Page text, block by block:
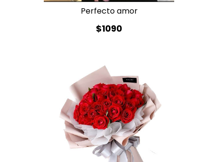
Perfecto amor
$1090